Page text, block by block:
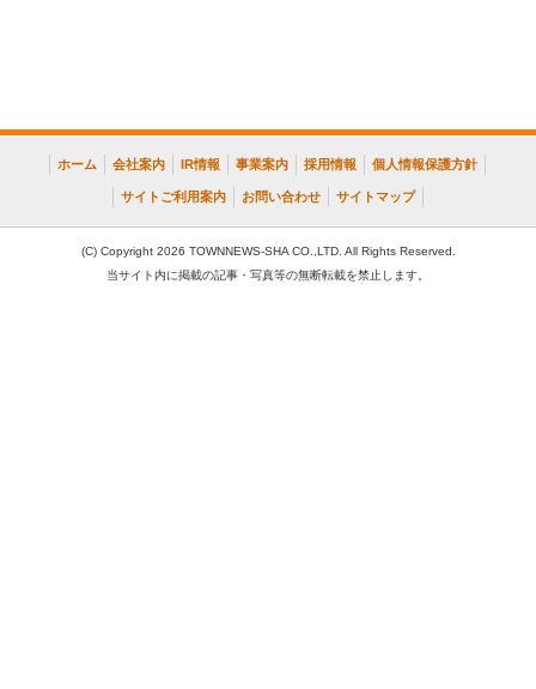
ホーム 会社案内 IR情報 事業案内 採用情報 個人情報保護方針
サイトご利用案内 お問い合わせ サイトマップ
(C) Copyright 2026 TOWNNEWS-SHA CO.,LTD. All Rights Reserved.
当サイト内に掲載の記事・写真等の無断転載を禁止します。